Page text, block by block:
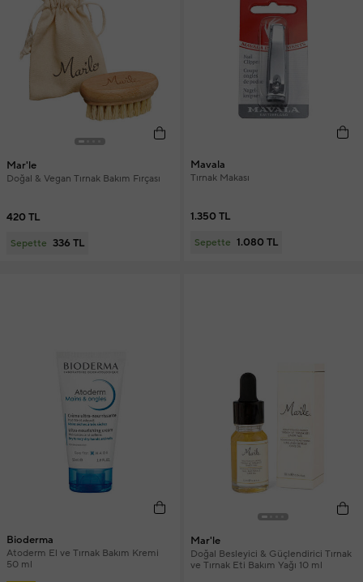
Mar'le
Doğal & Vegan Tırnak Bakım Fırçası
420 TL
Sepette 336 TL
Mavala
Tırnak Makası
1.350 TL
Sepette 1.080 TL
Bioderma
Atoderm El ve Tırnak Bakım Kremi
50 ml
Mar'le
Doğal Besleyici & Güçlendirici Tırnak
ve Tırnak Eti Bakım Yağı 10 ml